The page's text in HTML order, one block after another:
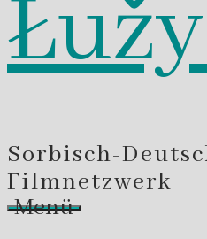
Sorbisch-
Filmnetzwerk
Menü